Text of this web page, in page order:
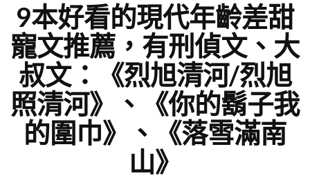
9本好看的現代年齡差甜
寵文推薦，有刑偵文、大
叔文：《烈旭清河/烈旭
照清河》、《你的鬍子我
的圍巾》、《落雪滿南
山》